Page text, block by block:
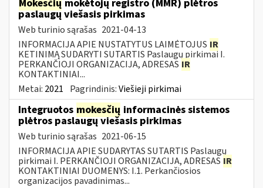
Mokesčių mokėtojų registro (MMR) plėtros
paslaugų viešasis pirkimas
Web turinio sąrašas 2021-04-13
INFORMACIJA APIE NUSTATYTUS LAIMĖTOJUS IR
KETINIMĄ SUDARYTI SUTARTIS Paslaugų pirkimai I.
PERKANČIOJI ORGANIZACIJA, ADRESAS IR
KONTAKTINIAI...
Metai: 2021 Pagrindinis:Viešieji pirkimai
Integruotos mokesčių informacinės sistemos
plėtros paslaugų viešasis pirkimas
Web turinio sąrašas 2021-06-15
INFORMACIJA APIE SUDARYTAS SUTARTIS Paslaugų
pirkimai I. PERKANČIOJI ORGANIZACIJA, ADRESAS IR
KONTAKTINIAI DUOMENYS: I.1. Perkančiosios
organizacijos pavadinimas...